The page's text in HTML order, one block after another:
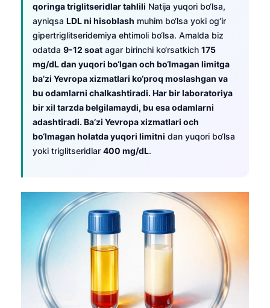
qoringa triglitseridlar tahlili Natija yuqori bo‘lsa,
ayniqsa LDL ni hisoblash muhim bo‘lsa yoki og‘ir
gipertriglitseridemiya ehtimoli bo‘lsa. Amalda biz
odatda 9-12 soat agar birinchi ko‘rsatkich 175
mg/dL dan yuqori bo‘lgan och bo‘lmagan limitga
ba’zi Yevropa xizmatlari ko‘proq moslashgan va
bu odamlarni chalkashtiradi. Har bir laboratoriya
bir xil tarzda belgilamaydi, bu esa odamlarni
adashtiradi. Ba’zi Yevropa xizmatlari och
bo‘lmagan holatda yuqori limitni dan yuqori bo‘lsa
yoki triglitseridlar 400 mg/dL.